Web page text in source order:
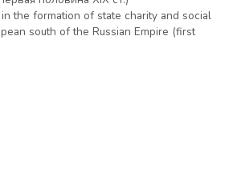
the formation of state charity and social
south of the Russian Empire (first